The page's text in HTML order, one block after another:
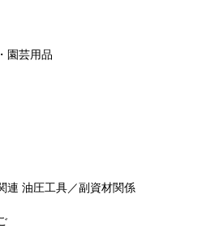
園芸用品
連 油圧工具／副資材関係